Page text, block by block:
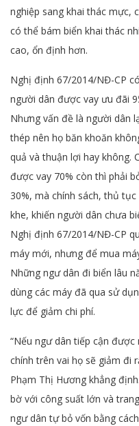
nghiệp sang khai thác mực,
có thể bám biển khai thác
cao, ổn định hơn.
Nghị định 67/2014/NĐ-CP
người dân được vay ưu đãi
Nhưng vấn đề là người dân
thép nên họ băn khoăn
quả và thuận lợi hay không.
được vay 70% còn thì phải
30%, mà chính sách, thủ
khe, khiến người dân chưa
Nghị định 67/2014/NĐ-CP
máy mới, nhưng để mua
Những ngư dân đi biển lâu
dùng các máy đã qua sử
lực để giảm chi phí.
“Nếu ngư dân tiếp cận
chính trên vai họ sẽ giảm đi
Phạm Thị Hương khẳng
bờ với công suất lớn và
ngư dân tự bỏ vốn bằng